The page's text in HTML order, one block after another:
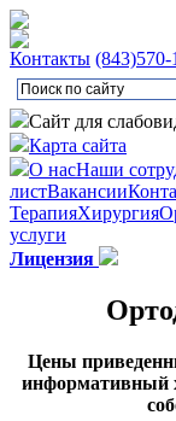
Контакты (843)570-
Сайт для
Карта сайта
О насНаши
листВакансии
ТерапияХирургия
услуги
Лицензия
Цены
информативный